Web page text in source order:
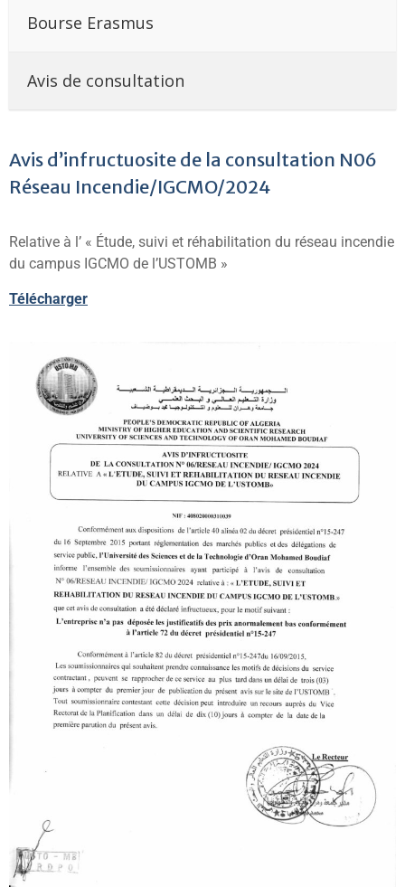
Bourse Erasmus
Avis de consultation
Avis d’infructuosite de la consultation N06
Réseau Incendie/IGCMO/2024
Relative à l’ « Étude, suivi et réhabilitation du réseau incendie
du campus IGCMO de l’USTOMB »
Télécharger